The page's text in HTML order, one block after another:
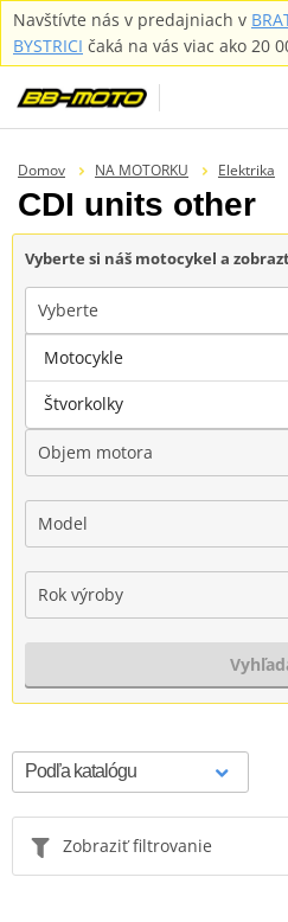
Navštívte nás v predajniach v
BYSTRICI čaká na vás viac ako 20
Domov NA MOTORKU Elektrika
CDI units other
Vyberte si náš motocykel a
Vyberte
Značka
Objem motora
Model
Rok výroby
Zobraziť filtrovanie
Motocykle
Štvorkolky